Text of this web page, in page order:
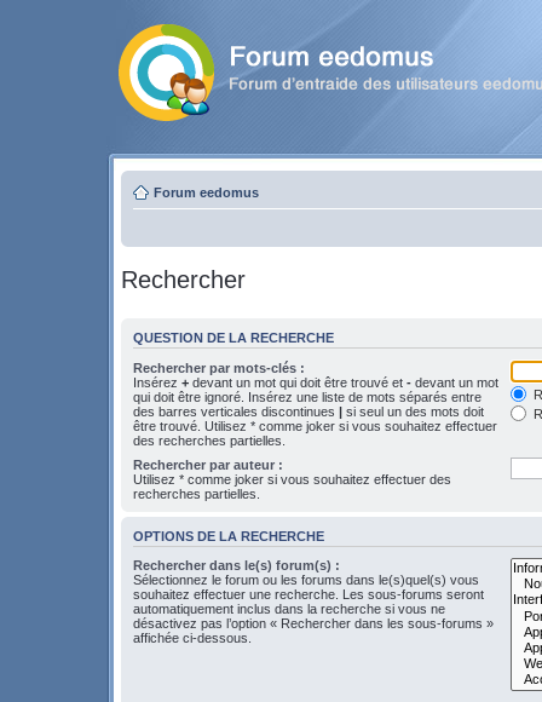
Forum eedomus
Rechercher
QUESTION DE LA RECHERCHE
Rechercher par mots-clés :
Insérez + devant un mot qui doit être trouvé et - devant un mot
qui doit être ignoré. Insérez une liste de mots séparés entre
des barres verticales discontinues | si seul un des mots doit
être trouvé. Utilisez * comme joker si vous souhaitez effectuer
des recherches partielles.
Rechercher par auteur :
Utilisez * comme joker si vous souhaitez effectuer des
recherches partielles.
OPTIONS DE LA RECHERCHE
Rechercher dans le(s) forum(s) :
Sélectionnez le forum ou les forums dans le(s)quel(s) vous
souhaitez effectuer une recherche. Les sous-forums seront
automatiquement inclus dans la recherche si vous ne
désactivez pas l’option « Rechercher dans les sous-forums »
affichée ci-dessous.